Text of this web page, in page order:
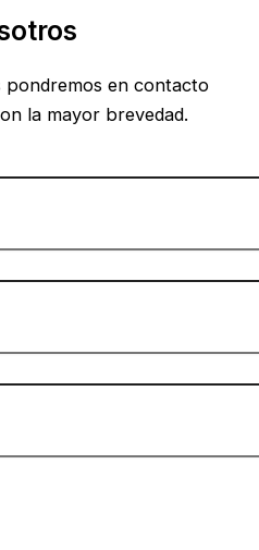
pondremos en contacto
la mayor brevedad.